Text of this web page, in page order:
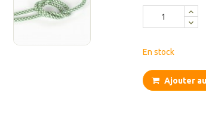
En stock
Ajouter